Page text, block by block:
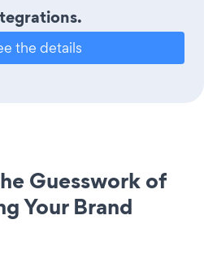
the details
Guesswork of
Your Brand